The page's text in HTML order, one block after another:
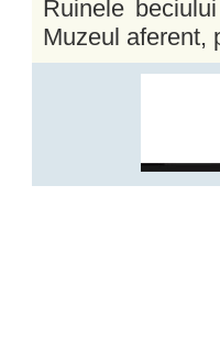
Ruinele
Muzeul aferent,